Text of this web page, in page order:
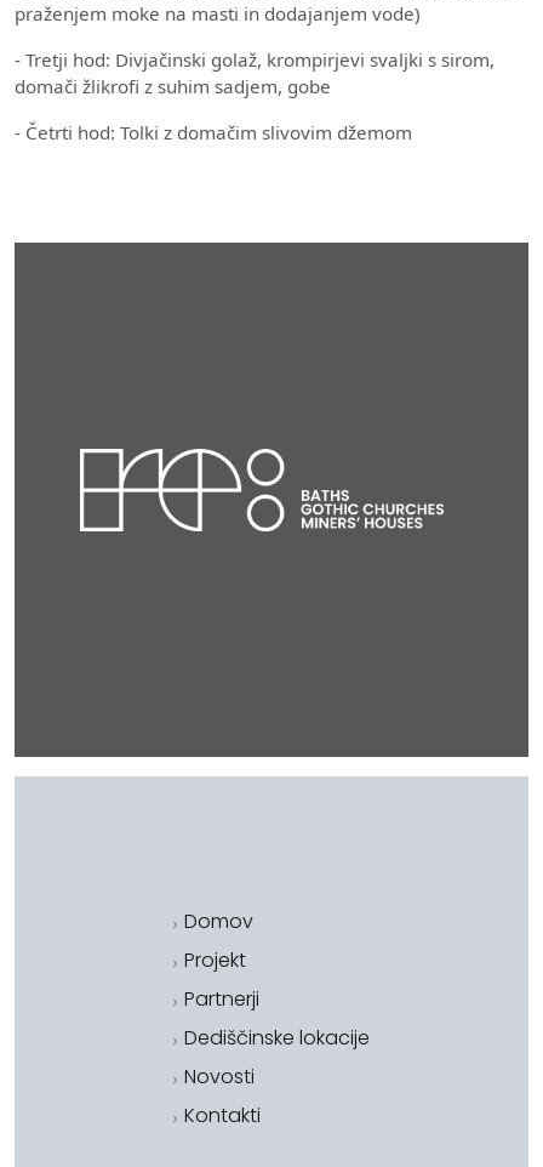
praženjem moke na masti in dodajanjem vode)
- Tretji hod: Divjačinski golaž, krompirjevi svaljki s sirom,
domači žlikrofi z suhim sadjem, gobe
- Četrti hod: Tolki z domačim slivovim džemom
Domov
Projekt
Partnerji
Dediščinske lokacije
Novosti
Kontakti